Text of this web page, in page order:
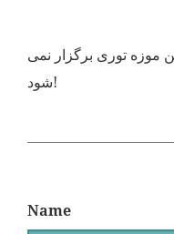
موزه توری برگزار نمی
شود!
Name